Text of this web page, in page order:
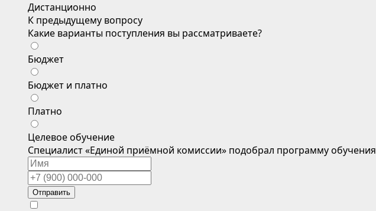
Дистанционно
К предыдущему вопросу
Какие варианты поступления вы рассматриваете?
Бюджет
Бюджет и платно
Платно
Целевое обучение
Специалист «Единой приёмной комиссии» подобрал программу обучения
Отправить